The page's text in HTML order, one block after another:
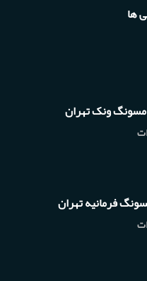
ها
ونک تهران
فرمانیه تهران